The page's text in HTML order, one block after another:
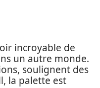
incroyable de
un autre monde.
soulignent des
la palette est